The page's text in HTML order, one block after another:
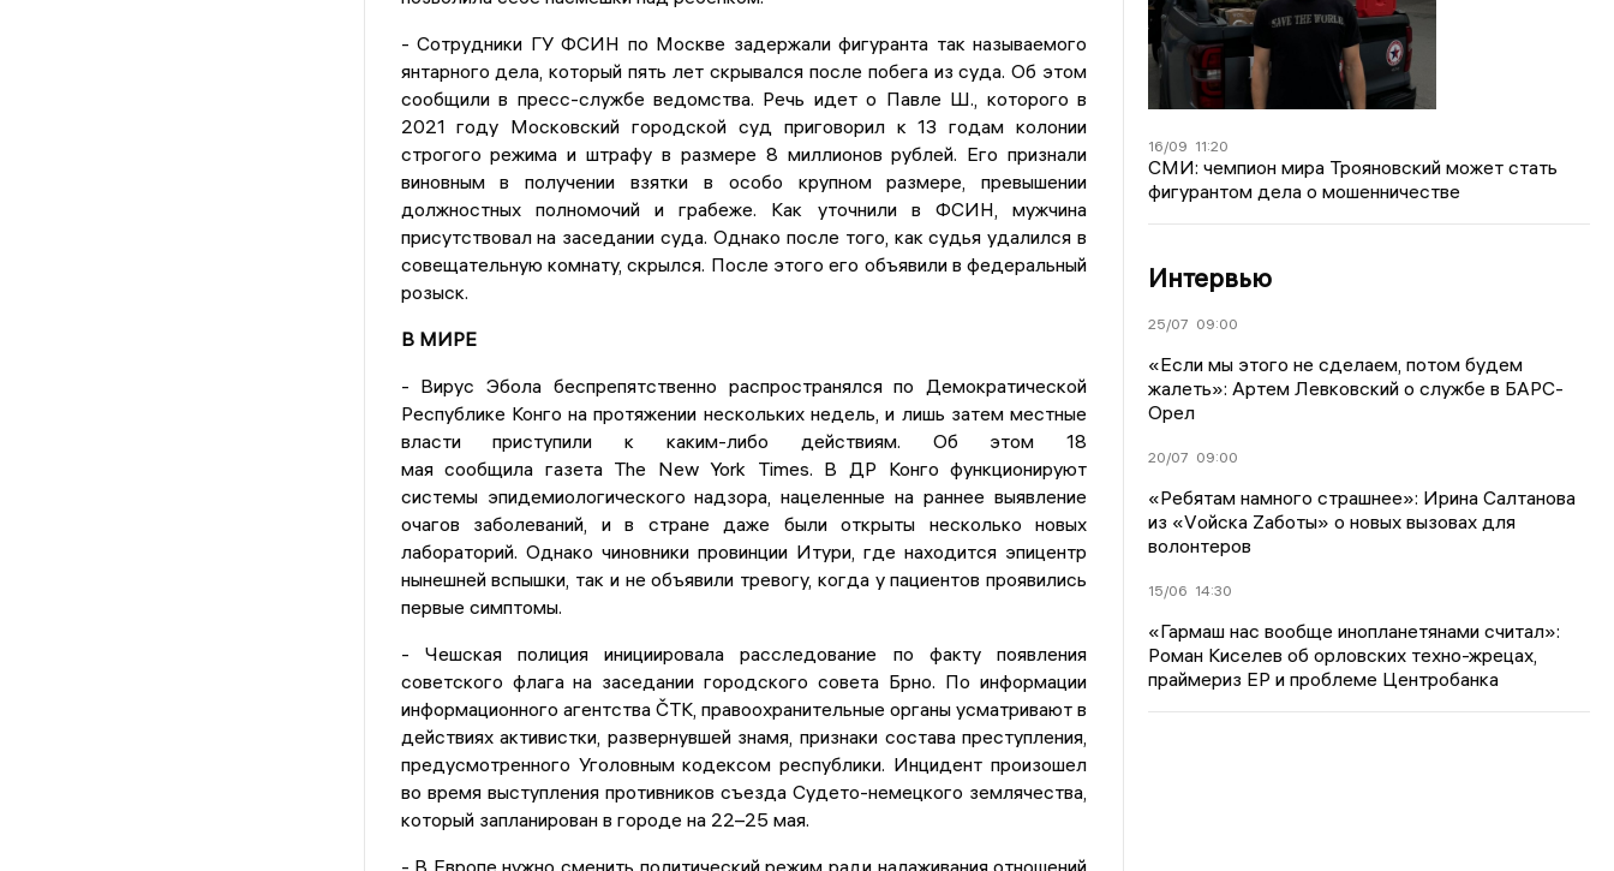
- Сотрудники ГУ ФСИН по Москве задержали фигуранта так называемого
янтарного дела, который пять лет скрывался после побега из суда. Об этом
сообщили в пресс-службе ведомства. Речь идет о Павле Ш., которого в
2021 году Московский городской суд приговорил к 13 годам колонии
строгого режима и штрафу в размере 8 миллионов рублей. Его признали
виновным в получении взятки в особо крупном размере, превышении
должностных полномочий и грабеже. Как уточнили в ФСИН, мужчина
присутствовал на заседании суда. Однако после того, как судья удалился в
совещательную комнату, скрылся. После этого его объявили в федеральный
розыск.
В МИРЕ
- Вирус Эбола беспрепятственно распространялся по Демократической
Республике Конго на протяжении нескольких недель, и лишь затем местные
власти приступили к каким-либо действиям. Об этом 18
мая сообщила газета The New York Times. В ДР Конго функционируют
системы эпидемиологического надзора, нацеленные на раннее выявление
очагов заболеваний, и в стране даже были открыты несколько новых
лабораторий. Однако чиновники провинции Итури, где находится эпицентр
нынешней вспышки, так и не объявили тревогу, когда у пациентов проявились
первые симптомы.
- Чешская полиция инициировала расследование по факту появления
советского флага на заседании городского совета Брно. По информации
информационного агентства ČTK, правоохранительные органы усматривают в
действиях активистки, развернувшей знамя, признаки состава преступления,
предусмотренного Уголовным кодексом республики. Инцидент произошел
во время выступления противников съезда Судето-немецкого землячества,
который запланирован в городе на 22–25 мая.
16/09 11:20
СМИ: чемпион мира Трояновский может стать
фигурантом дела о мошенничестве
Интервью
25/07 09:00
«Если мы этого не сделаем, потом будем
жалеть»: Артем Левковский о службе в БАРС-
Орел
20/07 09:00
«Ребятам намного страшнее»: Ирина Салтанова
из «Vойска Zаботы» о новых вызовах для
волонтеров
15/06 14:30
«Гармаш нас вообще инопланетянами считал»:
Роман Киселев об орловских техно-жрецах,
праймериз ЕР и проблеме Центробанка